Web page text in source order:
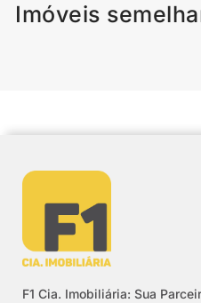
Imóveis
F1 Cia. Imobiliária: Sua